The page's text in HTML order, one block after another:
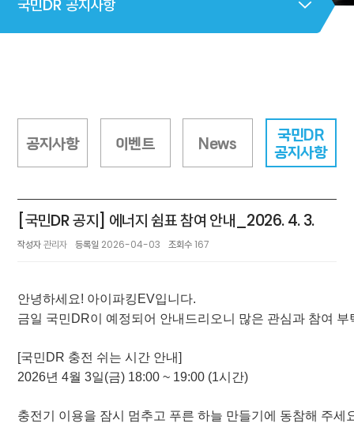
국민DR 공지사항
공지사항 이벤트 News
국민DR
공지사항
[국민DR 공지] 에너지 쉼표 참여 안내_2026. 4. 3.
작성자관리자 등록일 2026-04-03 조회수167
안녕하세요! 아이파킹EV입니다.
금일 국민DR이 예정되어 안내드리오니 많은 관심과 참여 부
[국민DR 충전 쉬는 시간 안내]
2026년 4월 3일(금) 18:00 ~ 19:00 (1시간)
충전기 이용을 잠시 멈추고 푸른 하늘 만들기에 동참해 주세